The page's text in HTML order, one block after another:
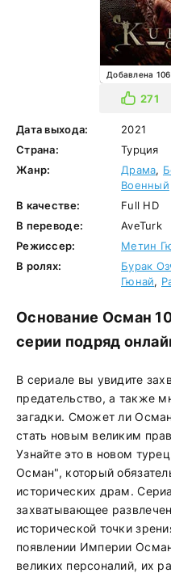
Добавлена
271
Дата выхода:
2021
Страна:
Турция
Жанр:
Драма,
Военный
В качестве:
Full HD
В переводе:
AveTurk
Режиссер:
Метин
В ролях:
Бурак
Гюнай,
Основание Осман
серии подряд
В сериале вы увидите
предательство, а также
загадки. Сможет ли
стать новым великим
Узнайте это в новом
Осман", который
исторических драм.
захватывающее
исторической точки
появлении Империи
великих персоналий, их